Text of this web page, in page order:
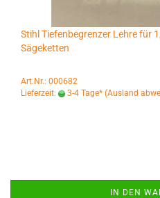
Stihl Tiefenbegrenzer Lehre für
Sägeketten
Art.Nr.: 000682
Lieferzeit:
3-4 Tage* (Ausland
IN DEN